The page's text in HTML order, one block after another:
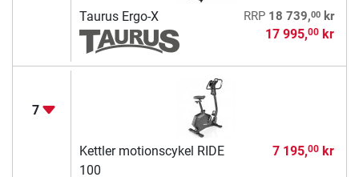
Taurus Ergo-X RRP 18 739,00kr
17 995,00kr
7
Kettler motionscykel RIDE
100
7 195,00kr